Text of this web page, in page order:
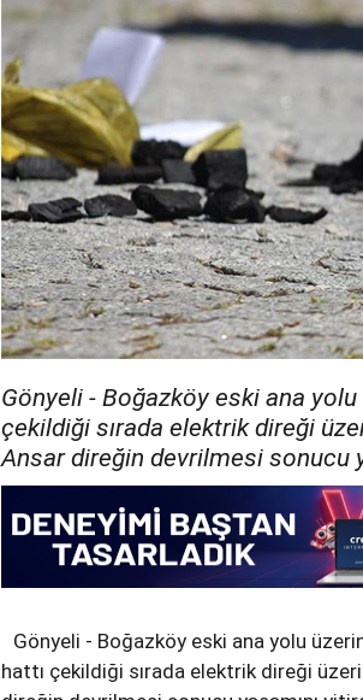
Gönyeli - Boğazköy eski ana
çekildiği sırada elektrik direği
Ansar direğin devrilmesi sonucu
Gönyeli - Boğazköy eski ana yolu
hattı çekildiği sırada elektrik direği